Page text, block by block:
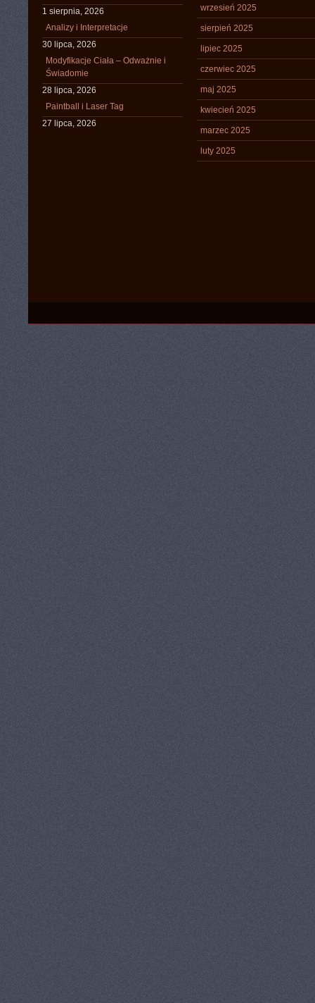
1 sierpnia, 2026
Analizy i Interpretacje
30 lipca, 2026
Modyfikacje Ciała – Odważnie i
Świadomie
28 lipca, 2026
Paintball i Laser Tag
27 lipca, 2026
wrzesień 2025
sierpień 2025
lipiec 2025
czerwiec 2025
maj 2025
kwiecień 2025
marzec 2025
luty 2025